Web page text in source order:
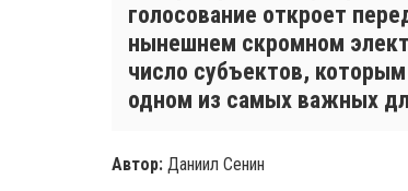
голосование откроет
нынешнем скромном
число субъектов,
одном из самых важных
Автор: Даниил Сенин